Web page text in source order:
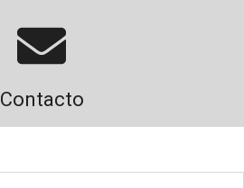
Contacto